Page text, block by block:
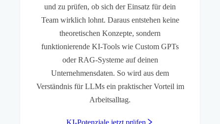
und zu prüfen, ob sich der Einsatz für dein
Team wirklich lohnt. Daraus entstehen keine
theoretischen Konzepte, sondern
funktionierende KI-Tools wie Custom GPTs
oder RAG-Systeme auf deinen
Unternehmensdaten. So wird aus dem
Verständnis für LLMs ein praktischer Vorteil im
Arbeitsalltag.